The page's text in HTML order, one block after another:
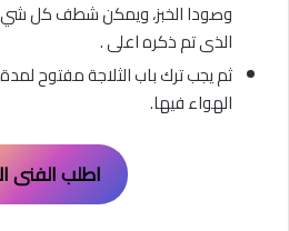
وصودا الخبز، ويمكن شطف كل
الذى تم ذكره اعلى .
الهواء فيها.
اطلب الفنى